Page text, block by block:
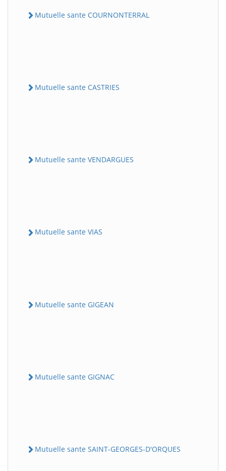
Mutuelle sante COURNONTERRAL
Mutuelle sante CASTRIES
Mutuelle sante VENDARGUES
Mutuelle sante VIAS
Mutuelle sante GIGEAN
Mutuelle sante GIGNAC
Mutuelle sante SAINT-GEORGES-D'ORQUES